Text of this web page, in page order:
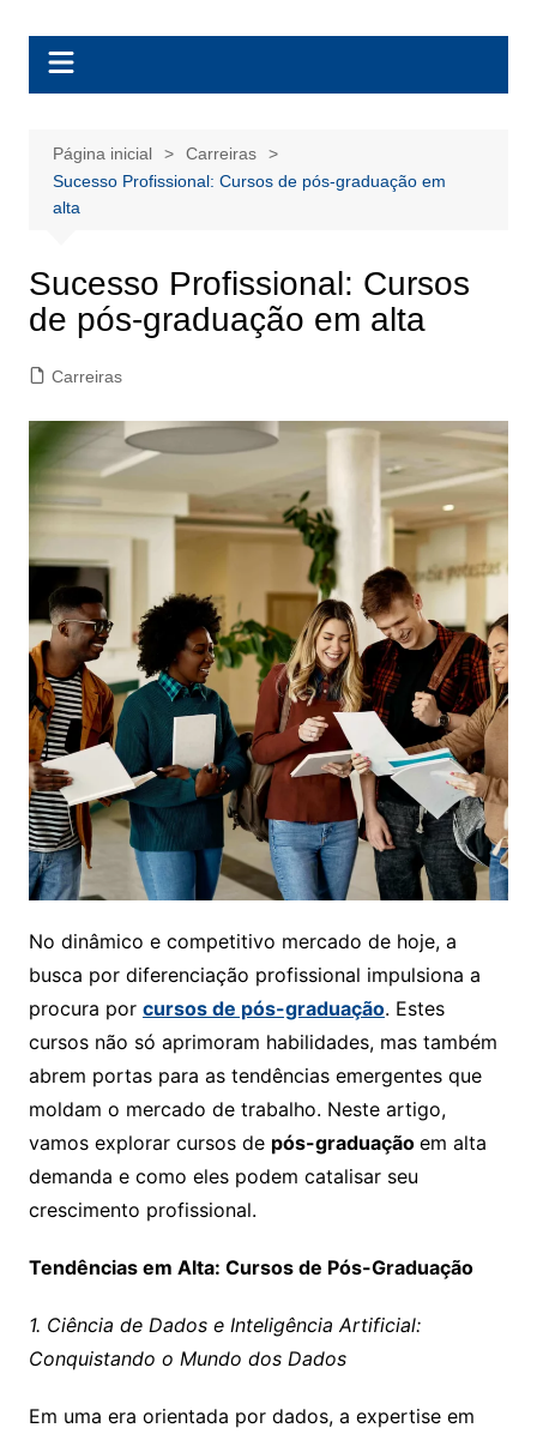
BolsasEAD
Página inicial
Carreiras
Sucesso Profissional: Cursos de pós-graduação em
alta
Sucesso Profissional: Cursos
de pós-graduação em alta
Carreiras
No dinâmico e competitivo mercado de hoje, a
busca por diferenciação profissional impulsiona a
procura por cursos de pós-graduação. Estes
cursos não só aprimoram habilidades, mas também
abrem portas para as tendências emergentes que
moldam o mercado de trabalho. Neste artigo,
vamos explorar cursos de pós-graduação em alta
demanda e como eles podem catalisar seu
crescimento profissional.
Tendências em Alta: Cursos de Pós-Graduação
1. Ciência de Dados e Inteligência Artificial:
Conquistando o Mundo dos Dados
Em uma era orientada por dados, a expertise em